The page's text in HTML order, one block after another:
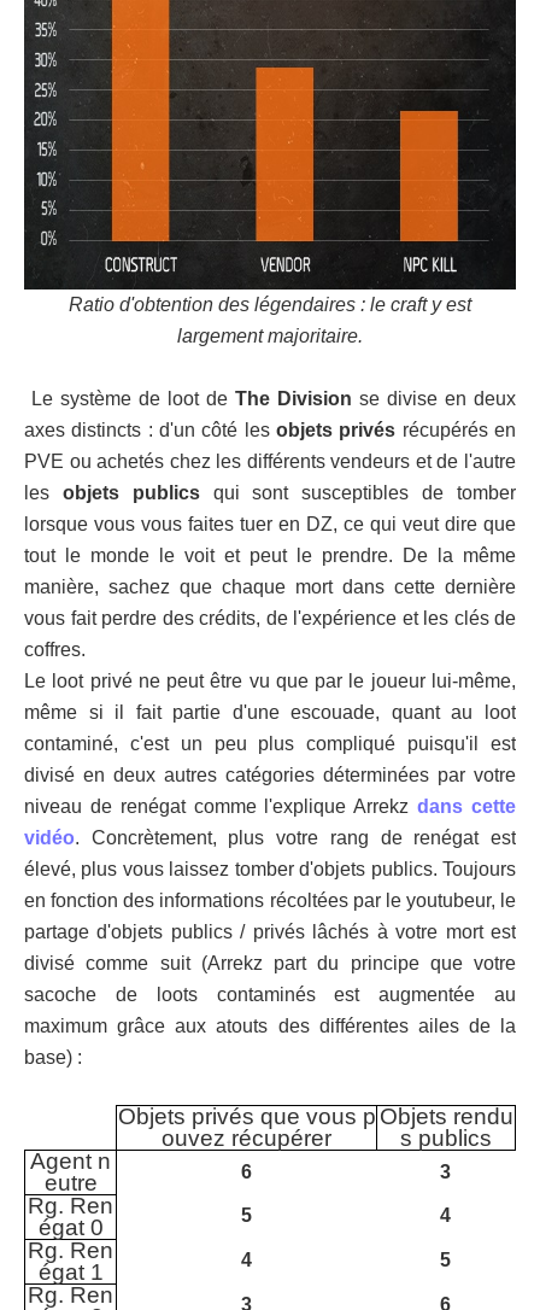
Ratio d'obtention des légendaires : le craft y est
largement majoritaire.
Le système de loot de The Division se divise en deux
axes distincts : d'un côté les objets privés récupérés en
PVE ou achetés chez les différents vendeurs et de l'autre
les objets publicsqui sont susceptibles de tomber
lorsque vous vous faites tuer en DZ, ce qui veut dire que
tout le monde le voit et peut le prendre. De la même
manière, sachez que chaque mort dans cette dernière
vous fait perdre des crédits, de l'expérience et les clés de
coffres.
Le loot privé ne peut être vu que par le joueur lui-même,
même si il fait partie d'une escouade, quant au loot
contaminé, c'est un peu plus compliqué puisqu'il est
divisé en deux autres catégories déterminées par votre
niveau de renégat comme l'explique Arrekzdans cette
vidéo. Concrètement, plus votre rang de renégat est
élevé, plus vous laissez tomber d'objets publics. Toujours
en fonction des informations récoltées par le youtubeur, le
partage d'objets publics / privés lâchés à votre mort est
divisé comme suit (Arrekz part du principe que votre
sacoche de loots contaminés est augmentée au
maximum grâce aux atouts des différentes ailes de la
base) :
Objets privés que vous p
ouvez récupérer
Objets rendu
s publics
Agent n
eutre
6 3
Rg. Ren
égat 0
5 4
Rg. Ren
égat 1
4 5
Rg. Ren
3 6